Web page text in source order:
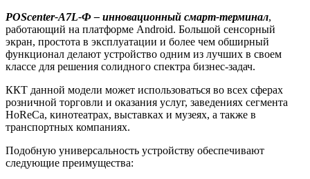
POScenter-A7L-Ф – инновационный смарт-терминал,
работающий на платформе Android. Большой сенсорный
экран, простота в эксплуатации и более чем обширный
функционал делают устройство одним из лучших в своем
классе для решения солидного спектра бизнес-задач.
ККТ данной модели может использоваться во всех сферах
розничной торговли и оказания услуг, заведениях сегмента
HoReCa, кинотеатрах, выставках и музеях, а также в
транспортных компаниях.
Подобную универсальность устройству обеспечивают
следующие преимущества: